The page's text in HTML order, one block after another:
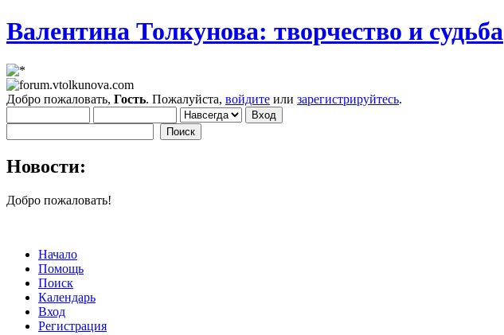
Валентина Толкунова: творчество и судьба
Добро пожаловать, Гость. Пожалуйста, войдите или зарегистрируйтесь.
Новости:
Добро пожаловать!
Начало
Помощь
Поиск
Календарь
Вход
Регистрация